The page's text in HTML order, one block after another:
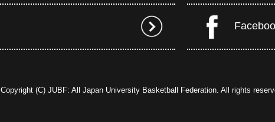
Copyright (C) JUBF: All Japan University Basketball Federation. All rights